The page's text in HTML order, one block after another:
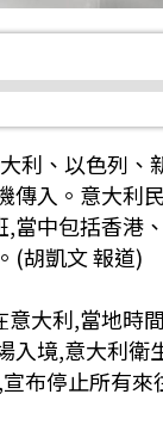
利、以色列、
傳入。意大利
當中包括香港
(胡凱文 報道)
大利,當地時
入境,意大利
布停止所有來